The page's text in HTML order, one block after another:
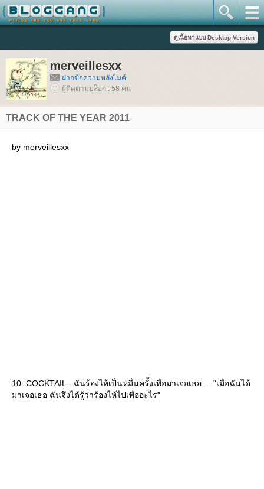
merveillesxx
ฝากข้อความหลังไมค์
ผู้ติดตามบล็อก : 58 คน
TRACK OF THE YEAR 2011
by merveillesxx
10. COCKTAIL - ฉันร้องไห้เป็นหมื่นครั้งเพื่อมาเจอเธอ ... "เมื่อฉันได้
มาเจอเธอ ฉันจึงได้รู้ว่าร้องไห้ไปเพื่ออะไร"